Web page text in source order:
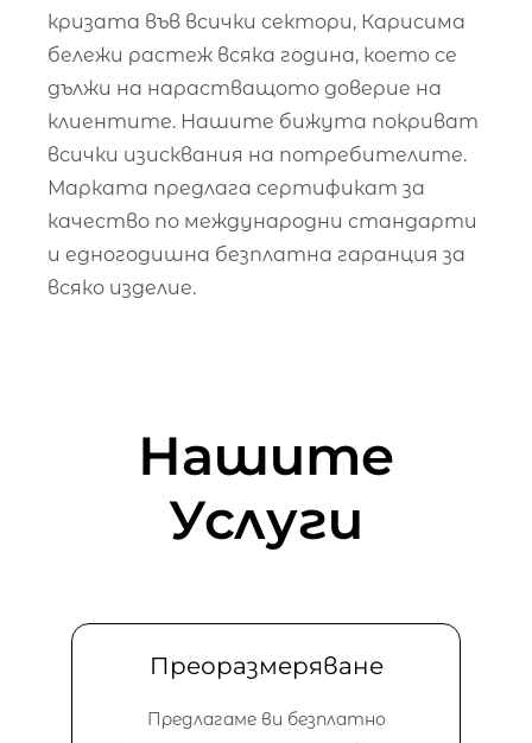
кризата във всички сектори, Карисима
бележи растеж всяка година, което се
дължи на нарастващото доверие на
клиентите. Нашите бижута покриват
всички изисквания на потребителите.
Марката предлага сертификат за
качество по международни стандарти
и едногодишна безплатна гаранция за
всяко изделие.
Нашите
Услуги
Преоразмеряване
Предлагаме ви безплатно